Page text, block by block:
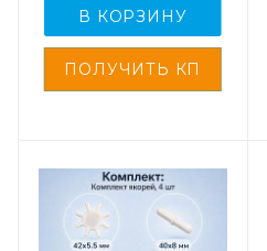
В КОРЗИНУ